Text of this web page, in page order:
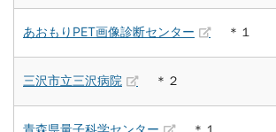
あおもりPET画像診断センター ＊１
三沢市立三沢病院 ＊２
青森県量子科学センター ＊１